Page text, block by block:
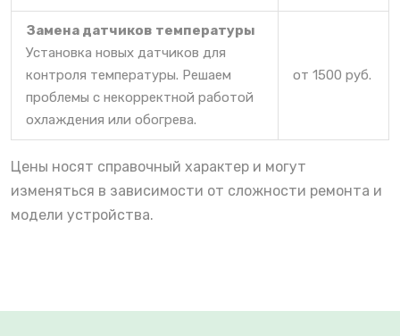
Замена датчиков температуры
Установка новых датчиков для
контроля температуры. Решаем
проблемы с некорректной работой
охлаждения или обогрева.
от 1500 руб.
Цены носят справочный характер и могут
изменяться в зависимости от сложности ремонта и
модели устройства.